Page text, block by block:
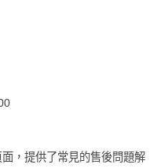
，提供了常見的售後問題解